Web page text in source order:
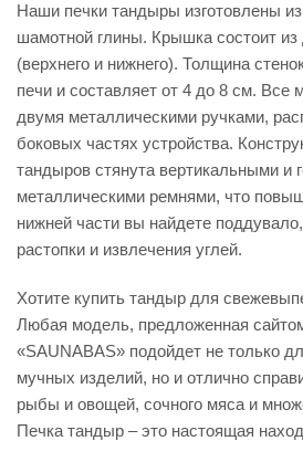
Наши печки тандыры изготовлены из
шамотной глины. Крышка состоит из
(верхнего и нижнего). Толщина
печи и составляет от 4 до 8 см. Все
двумя металлическими ручками,
боковых частях устройства.
тандыров стянута вертикальными и
металлическими ремнями, что
нижней части вы найдете
растопки и извлечения углей.
Хотите купить тандыр для
Любая модель, предложенная
«SAUNABAS» подойдет не только
мучных изделий, но и отлично
рыбы и овощей, сочного мяса и
Печка тандыр – это настоящая